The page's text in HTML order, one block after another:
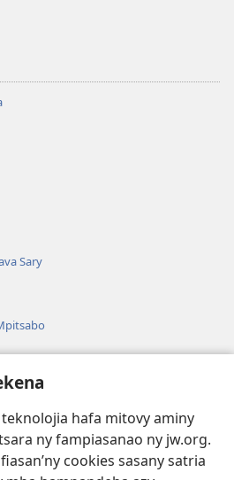
hafa mitovy aminy
ny fampiasanao ny jw.org.
cookies sasany satria
Sary